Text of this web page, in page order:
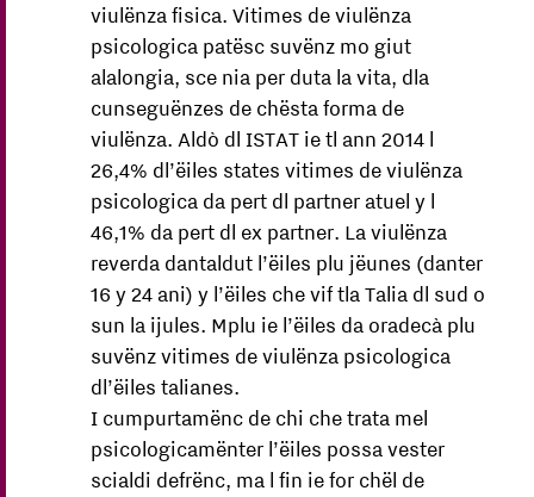
viulënza fisica. Vitimes de viulënza
psicologica patësc suvënz mo giut
alalongia, sce nia per duta la vita, dla
cunseguënzes de chësta forma de
viulënza. Aldò dl ISTAT ie tl ann 2014 l
26,4% dl’ëiles states vitimes de viulënza
psicologica da pert dl partner atuel y l
46,1% da pert dl ex partner. La viulënza
reverda dantaldut l’ëiles plu jëunes (danter
16 y 24 ani) y l’ëiles che vif tla Talia dl sud o
sun la ijules. Mplu ie l’ëiles da oradecà plu
suvënz vitimes de viulënza psicologica
dl’ëiles talianes.
I cumpurtamënc de chi che trata mel
psicologicamënter l’ëiles possa vester
scialdi defrënc, ma l fin ie for chël de